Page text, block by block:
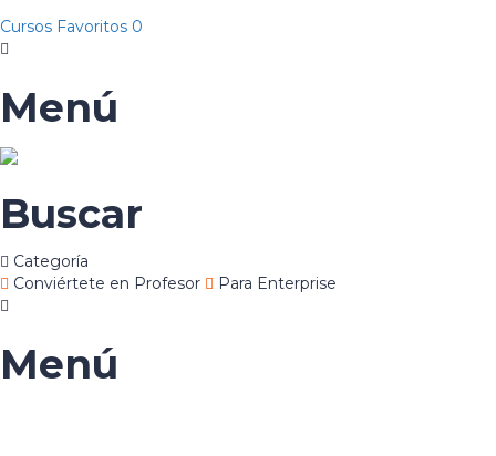
Cursos Favoritos 0
Menú
Buscar
Categoría
Conviértete en Profesor
Para Enterprise
Menú